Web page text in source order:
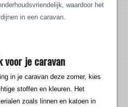
waardoor het
in een caravan.
voor je caravan
in je caravan deze zomer, kies
stoffen en kleuren. Het
zoals linnen en katoen in